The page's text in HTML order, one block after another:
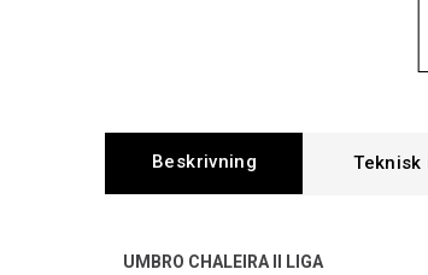
Beskrivning
UMBRO CHALEIRA II LIGA